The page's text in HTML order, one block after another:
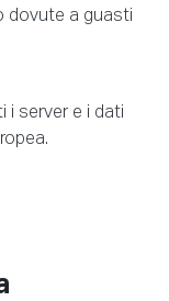
dovute a guasti
i server e i dati